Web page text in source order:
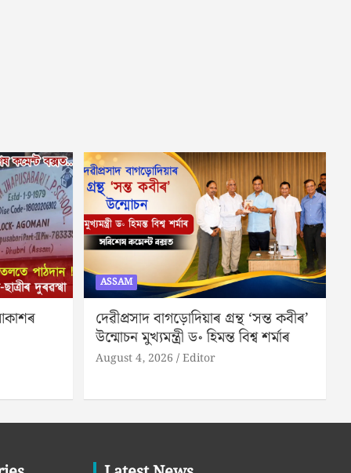
ASSAM
দেৱীপ্ৰসাদ বাগড়োদিয়াৰ গ্ৰন্থ ‘সন্ত কবীৰ’
উন্মোচন মুখ্যমন্ত্ৰী ড॰ হিমন্ত বিশ্ব শৰ্মাৰ
August 4, 2026 Editor